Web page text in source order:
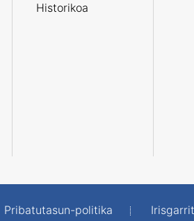
Historikoa
Pribatutasun-politika